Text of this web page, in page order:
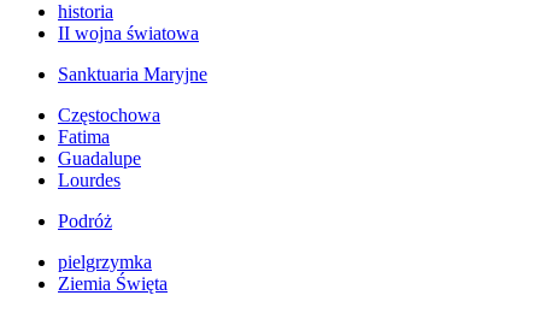
historia
II wojna światowa
Sanktuaria Maryjne
Częstochowa
Fatima
Guadalupe
Lourdes
Podróż
pielgrzymka
Ziemia Święta